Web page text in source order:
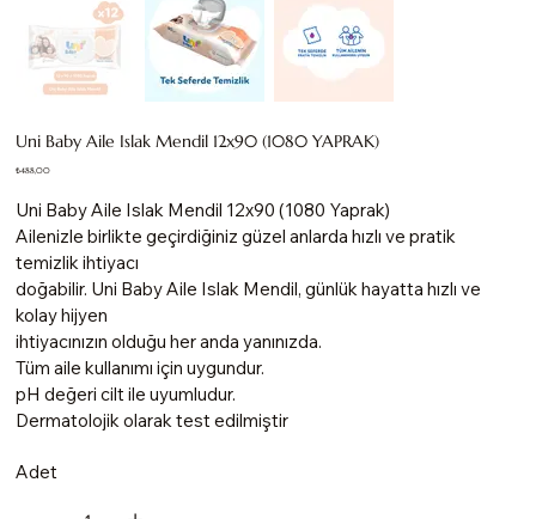
Uni Baby Aile Islak Mendil 12x90 (1080 YAPRAK)
Fiyat
₺488,00
Uni Baby Aile Islak Mendil 12x90 (1080 Yaprak)
Ailenizle birlikte geçirdiğiniz güzel anlarda hızlı ve pratik
temizlik ihtiyacı
doğabilir. Uni Baby Aile Islak Mendil, günlük hayatta hızlı ve
kolay hijyen
ihtiyacınızın olduğu her anda yanınızda.
Tüm aile kullanımı için uygundur.
pH değeri cilt ile uyumludur.
Dermatolojik olarak test edilmiştir
Adet